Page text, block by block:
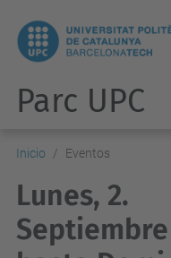
Parc UPC
Inicio Eventos
Lunes, 2.